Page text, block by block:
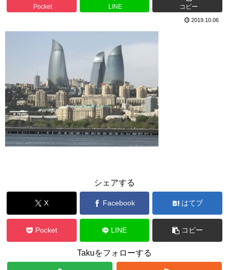
Pocket LINE コピー
2019.10.06
シェアする
X Facebook はてブ
Pocket LINE コピー
Takuをフォローする